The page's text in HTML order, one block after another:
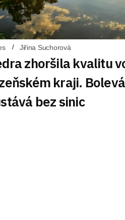
Jiřina Suchorová
zhoršila kvalitu
kraji.
bez sinic